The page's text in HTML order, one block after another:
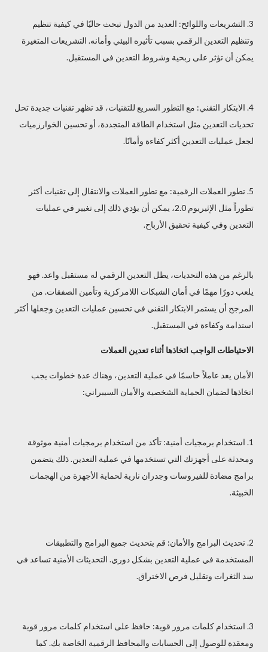
3. التشريعات واللوائح: العديد من الدول تبحث حاليًا في كيفية تنظيم
وتنظيم التعدين الرقمي بسبب تأثيره البيئي وأمانه. التشريعات المتغيرة
يمكن أن تؤثر على ربحية وشروط التعدين في المستقبل.
4. الابتكار التقني: مع التطور السريع للتقنيات، قد تظهر تقنيات جديدة تحل
تحديات التعدين مثل استخدام الطاقة المتجددة، أو تحسين الخوارزميات
لجعل عمليات التعدين أكثر كفاءة وأمانًا.
5. تطور العملات الرقمية: مع تطور العملات والانتقال إلى تقنيات أكثر
تطوراً مثل الإثيريوم 2.0، يمكن أن يؤدي ذلك إلى تغيير في عمليات
التعدين وفي كيفية تحقيق الأرباح.
بالرغم من هذه التحديات، يظل التعدين الرقمي له مستقبل واعد. فهو
يلعب دورًا مهمًا في أمان الشبكات اللامركزية وتأمين الصفقات. من
المرجح أن يستمر الابتكار التقني في تحسين عمليات التعدين وجعلها أكثر
استدامة وكفاءة في المستقبل.
الاحتياطات الواجب اتخاذها أثناء تعدين العملات
الأمان يعد عاملاً حاسمًا في عملية التعدين، وهناك عدة خطوات يجب
اتخاذها لضمان الحماية الشخصية والأمان السيبراني:
1. استخدام برمجيات أمنية: تأكد من استخدام برمجيات أمنية موثوقة
ومحدثة على أجهزتك التي تستخدمها في عملية التعدين. ذلك يتضمن
برامج مضادة للفيروسات وجدران نارية لحماية الأجهزة من الهجمات
الخبيثة.
2. تحديث البرامج والأمان: قم بتحديث جميع البرامج والتطبيقات
المستخدمة في عملية التعدين بشكل دوري. التحديثات الأمنية تساعد في
سد الثغرات وتقليل فرص الاختراق.
3. استخدام كلمات مرور قوية: حافظ على استخدام كلمات مرور قوية
ومعقدة للوصول إلى الحسابات والمحافظ الرقمية الخاصة بك. كما